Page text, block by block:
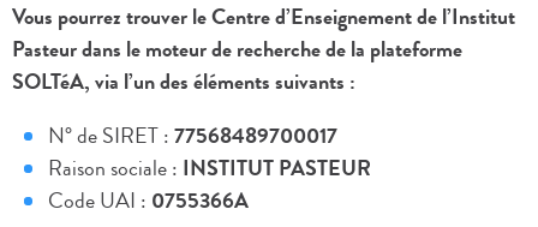
Vous pourrez trouver le Centre d’Enseignement de l’Institut
Pasteur dans le moteur de recherche de la plateforme
SOLTéA, via l’un des éléments suivants :
N° de SIRET :77568489700017
Raison sociale : INSTITUT PASTEUR
Code UAI : 0755366A